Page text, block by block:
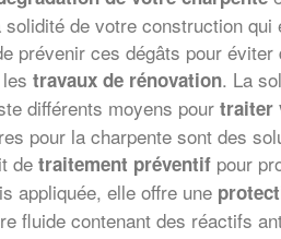
de votre construction qui
prévenir ces dégâts pour
travaux de rénovation. La
différents moyens pour traiter
pour la charpente sont des
de traitement préventif pour
appliquée, elle offre une
fluide contenant des réactifs